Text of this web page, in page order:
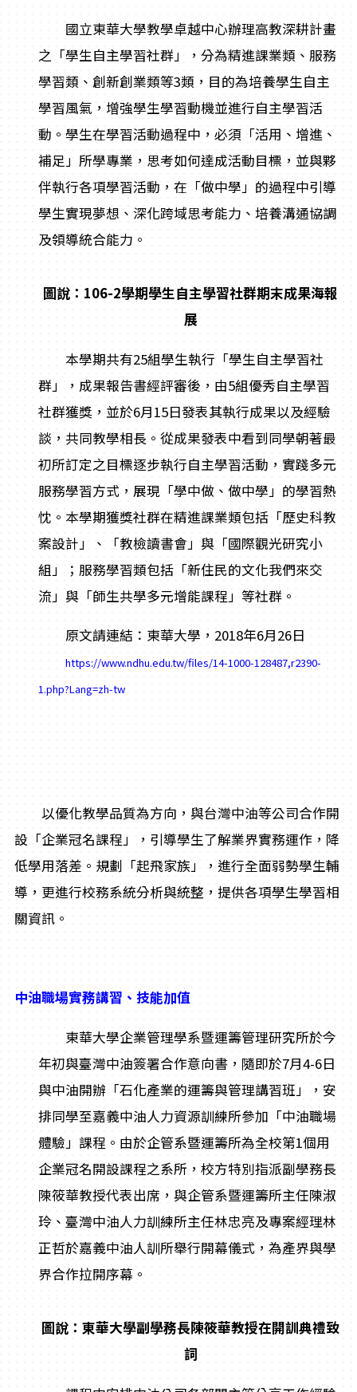
國立東華大學教學卓越中心辦理高教深耕計畫
之「學生自主學習社群」，分為精進課業類、服務
學習類、創新創業類等3類，目的為培養學生自主
學習風氣，增強學生學習動機並進行自主學習活
動。學生在學習活動過程中，必須「活用、增進、
補足」所學專業，思考如何達成活動目標，並與夥
伴執行各項學習活動，在「做中學」的過程中引導
學生實現夢想、深化跨域思考能力、培養溝通協調
及領導統合能力。
圖說：106-2學期學生自主學習社群期末成果海報
展
本學期共有25組學生執行「學生自主學習社
群」，成果報告書經評審後，由5組優秀自主學習
社群獲獎，並於6月15日發表其執行成果以及經驗
談，共同教學相長。從成果發表中看到同學朝著最
初所訂定之目標逐步執行自主學習活動，實踐多元
服務學習方式，展現「學中做、做中學」的學習熱
忱。本學期獲獎社群在精進課業類包括「歷史科教
案設計」、「教檢讀書會」與「國際觀光研究小
組」；服務學習類包括「新住民的文化我們來交
流」與「師生共學多元增能課程」等社群。
原文請連結：東華大學，2018年6月26日
https://www.ndhu.edu.tw/files/14-1000-128487,r2390-
1.php?Lang=zh-tw
以優化教學品質為方向，與台灣中油等公司合作開
設「企業冠名課程」，引導學生了解業界實務運作，降
低學用落差。規劃「起飛家族」，進行全面弱勢學生輔
導，更進行校務系統分析與統整，提供各項學生學習相
關資訊。
中油職場實務講習、技能加值
東華大學企業管理學系暨運籌管理研究所於今
年初與臺灣中油簽署合作意向書，隨即於7月4-6日
與中油開辦「石化產業的運籌與管理講習班」，安
排同學至嘉義中油人力資源訓練所參加「中油職場
體驗」課程。由於企管系暨運籌所為全校第1個用
企業冠名開設課程之系所，校方特別指派副學務長
陳筱華教授代表出席，與企管系暨運籌所主任陳淑
玲、臺灣中油人力訓練所主任林忠亮及專案經理林
正哲於嘉義中油人訓所舉行開幕儀式，為產界與學
界合作拉開序幕。
圖說：東華大學副學務長陳筱華教授在開訓典禮致
詞